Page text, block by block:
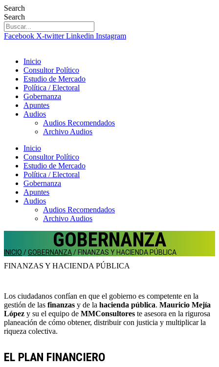
Skip
to
content
Search
Search
Facebook X-twitter Linkedin Instagram
Inicio
Consultor Político
Estudio de Mercado
Política / Electoral
Gobernanza
Apuntes
Audios
Audios Recomendados
Archivo Audios
Inicio
Consultor Político
Estudio de Mercado
Política / Electoral
Gobernanza
Apuntes
Audios
Audios Recomendados
Archivo Audios
GOBERNANZA
INICIO /GOBERNANZA/ FINANZAS Y HACIENDA PÚBLICA
FINANZAS Y HACIENDA PÚBLICA
Los ciudadanos confían en que el gobierno es competente en la
gestión de las finanzas y de la hacienda pública. Mauricio Mejía
López y su el equipo de MMConsultores te asesora en la rigurosa
planeación de cómo obtener, distribuir con justicia y multiplicar la
riqueza colectiva.
EL PLAN FINANCIERO